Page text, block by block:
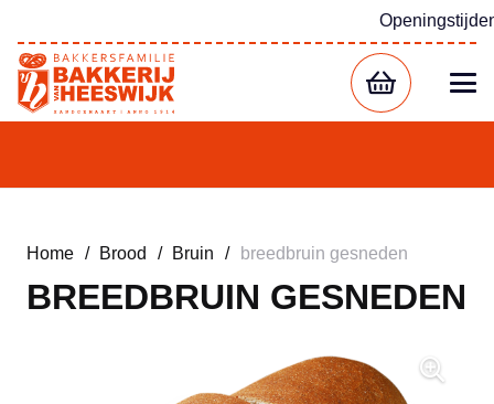
Home / Brood / Bruin / breedbruin gesneden
BREEDBRUIN GESNEDEN